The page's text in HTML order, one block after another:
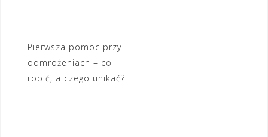
Nawigacja
wpisu
Pierwsza pomoc przy
odmrożeniach – co
robić, a czego unikać?